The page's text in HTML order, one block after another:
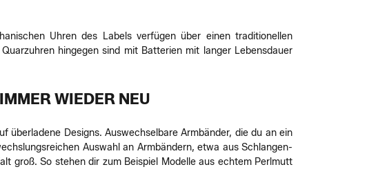
Uhren des Labels verfügen über einen traditionellen
hingegen sind mit Batterien mit langer Lebensdauer
WIEDER NEU
Designs. Auswechselbare Armbänder, die du an ein
Auswahl an Armbändern, etwa aus Schlangen-
groß. So stehen dir zum Beispiel Modelle aus echtem Perlmutt